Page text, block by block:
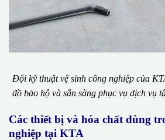
Đội kỹ thuật vệ sinh công nghiệp của
đồ bảo hộ và sẵn sàng phục vụ dịch vụ
Các thiết bị và hóa chất dùng
nghiệp tại KTA